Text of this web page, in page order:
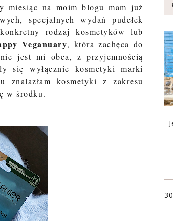
miesiąc na moim blogu mam już
specjalnych wydań pudełek
rodzaj kosmetyków lub
Veganuary, która zachęca do
jest mi obca, z przyjemnością
się wyłącznie kosmetyki marki
kosmetyki z zakresu
w środku.